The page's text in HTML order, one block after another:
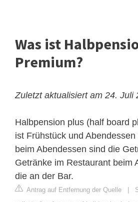
Was ist
Premium?
Zuletzt aktualisiert am 24. Juli
Halbpension plus (half board
ist Frühstück und
beim Abendessen sind die
Getränke im Restaurant beim
die an der Bar.
Antrag auf Entfernung der Quelle